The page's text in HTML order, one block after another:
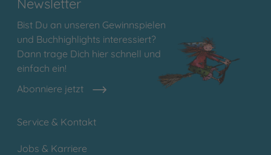
Newsletter
Bist Du an unseren Gewinnspielen
und Buchhighlights interessiert?
Dann trage Dich hier schnell und
einfach ein!
Abonniere jetzt
Service & Kontakt
Jobs & Karriere